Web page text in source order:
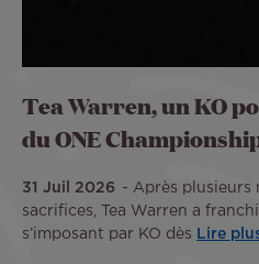
Tea Warren, un KO
du ONE
31 Juil 2026
Après plusieurs
sacrifices, Tea Warren a
s’imposant par KO dès
Lire